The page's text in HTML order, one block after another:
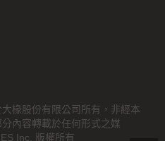
椽股份有限公司所有，非經本
內容轉載於任何形式之媒
Inc. 版權所有